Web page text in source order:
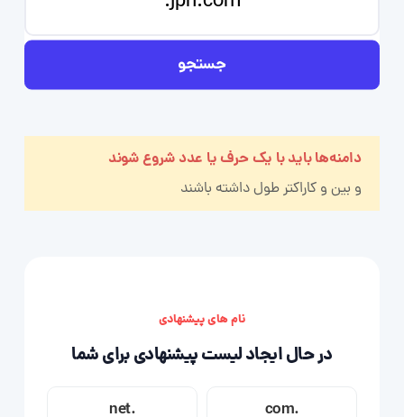
جستجو
دامنه‌ها باید با یک حرف یا عدد شروع شوند
و بین و کاراکتر طول داشته باشند
نام های پیشنهادی
در حال ایجاد لیست پیشنهادی برای شما
.com
.net